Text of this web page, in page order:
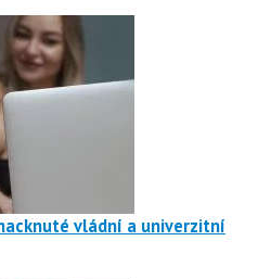
vládní a univerzitní